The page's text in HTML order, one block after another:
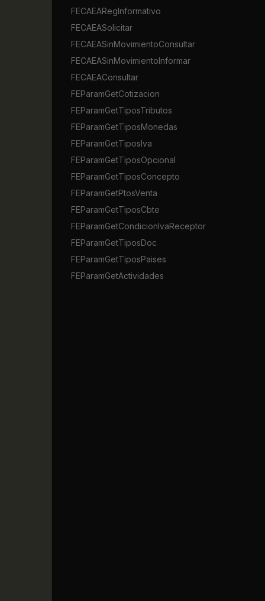
FECAEARegInformativo
FECAEASolicitar
FECAEASinMovimientoConsultar
FECAEASinMovimientoInformar
FECAEAConsultar
FEParamGetCotizacion
FEParamGetTiposTributos
FEParamGetTiposMonedas
FEParamGetTiposIva
FEParamGetTiposOpcional
FEParamGetTiposConcepto
FEParamGetPtosVenta
FEParamGetTiposCbte
FEParamGetCondicionIvaReceptor
FEParamGetTiposDoc
FEParamGetTiposPaises
FEParamGetActividades